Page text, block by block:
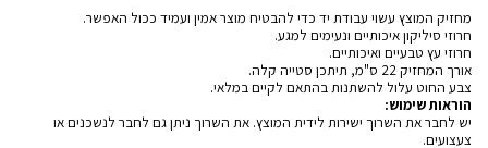
מחזיק המוצץ עשוי עבודת יד כדי להבטיח מוצר אמין ועמיד ככול האפשר.
חרוזי סיליקון איכותיים ונעימים למגע.
חרוזי עץ טבעיים ואיכותיים.
אורך המחזיק 22 ס"מ, תיתכן סטייה קלה.
צבע החוט עלול להשתנות בהתאם לקיים במלאי.
הוראות שימוש:
יש לחבר את השרוך ישירות לידית המוצץ. את השרוך ניתן גם לחבר לנשכנים או
צעצועים.